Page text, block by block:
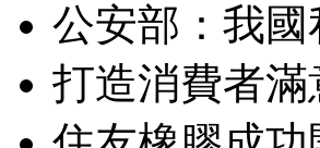
公安部：我
打造消費者